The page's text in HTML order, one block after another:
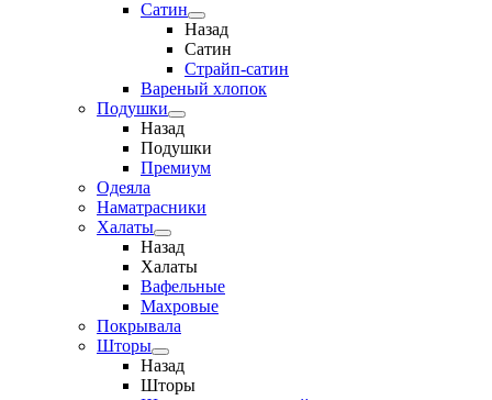
Сатин
Назад
Сатин
Страйп-сатин
Вареный хлопок
Подушки
Назад
Подушки
Премиум
Одеяла
Наматрасники
Халаты
Назад
Халаты
Вафельные
Махровые
Покрывала
Шторы
Назад
Шторы